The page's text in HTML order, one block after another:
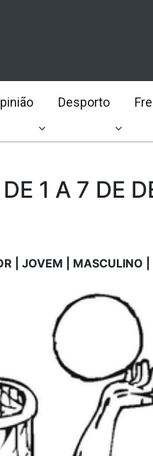
Desporto
1 A 7 DE
| JOVEM | MASCULINO |